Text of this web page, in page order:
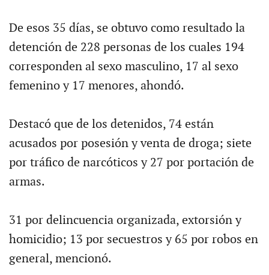
De esos 35 días, se obtuvo como resultado la
detención de 228 personas de los cuales 194
corresponden al sexo masculino, 17 al sexo
femenino y 17 menores, ahondó.
Destacó que de los detenidos, 74 están
acusados por posesión y venta de droga; siete
por tráfico de narcóticos y 27 por portación de
armas.
31 por delincuencia organizada, extorsión y
homicidio; 13 por secuestros y 65 por robos en
general, mencionó.